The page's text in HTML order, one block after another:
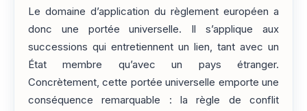
Le domaine d’application du règlement européen a
donc une portée universelle. Il s’applique aux
successions qui entretiennent un lien, tant avec un
État membre qu’avec un pays étranger.
Concrètement, cette portée universelle emporte une
conséquence remarquable : la règle de conflit